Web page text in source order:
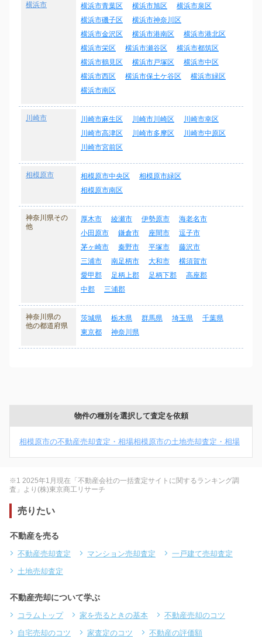
横浜市 横浜市青葉区 横浜市旭区
横浜市泉区
横浜市磯子区
横浜市神奈川区
横浜市金沢区
横浜市港南区
横浜市港北区
横浜市栄区
横浜市瀬谷区
横浜市都筑区
横浜市鶴見区
横浜市戸塚区
横浜市中区
横浜市西区
横浜市保土ケ谷区
横浜市緑区
横浜市南区
川崎市 川崎市麻生区 川崎市川崎区
川崎市幸区
川崎市高津区
川崎市多摩区
川崎市中原区
川崎市宮前区
相模原市 相模原市中央区
相模原市緑区
相模原市南区
神奈川県その
他
厚木市 綾瀬市 伊勢原市
海老名市
小田原市
鎌倉市 座間市
逗子市
茅ヶ崎市
秦野市 平塚市
藤沢市
三浦市
南足柄市 大和市
横須賀市
愛甲郡
足柄上郡 足柄下郡
高座郡
中郡
三浦郡
神奈川県の
他の都道府県
茨城県 栃木県 群馬県 埼玉県
千葉県
東京都
神奈川県
物件の種別を選択して査定を依頼
相模原市の不動産売却査定・相場相模原市の土地売却査定・相場
※1 2025年1月現在「不動産会社の一括査定サイトに関するランキング調
査」より(株)東京商工リサーチ
売りたい
不動産を売る
不動産売却査定 マンション売却査定
一戸建て売却査定
土地売却査定
不動産売却について学ぶ
コラムトップ 家を売るときの基本
不動産売却のコツ
自宅売却のコツ
家査定のコツ
不動産の評価額